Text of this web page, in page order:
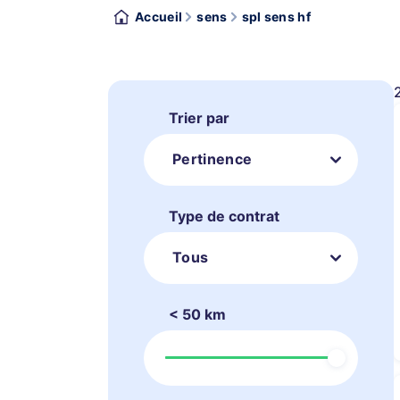
Accueil sens spl sens hf
Trier par
Pertinence
Type de contrat
Tous
< 50 km